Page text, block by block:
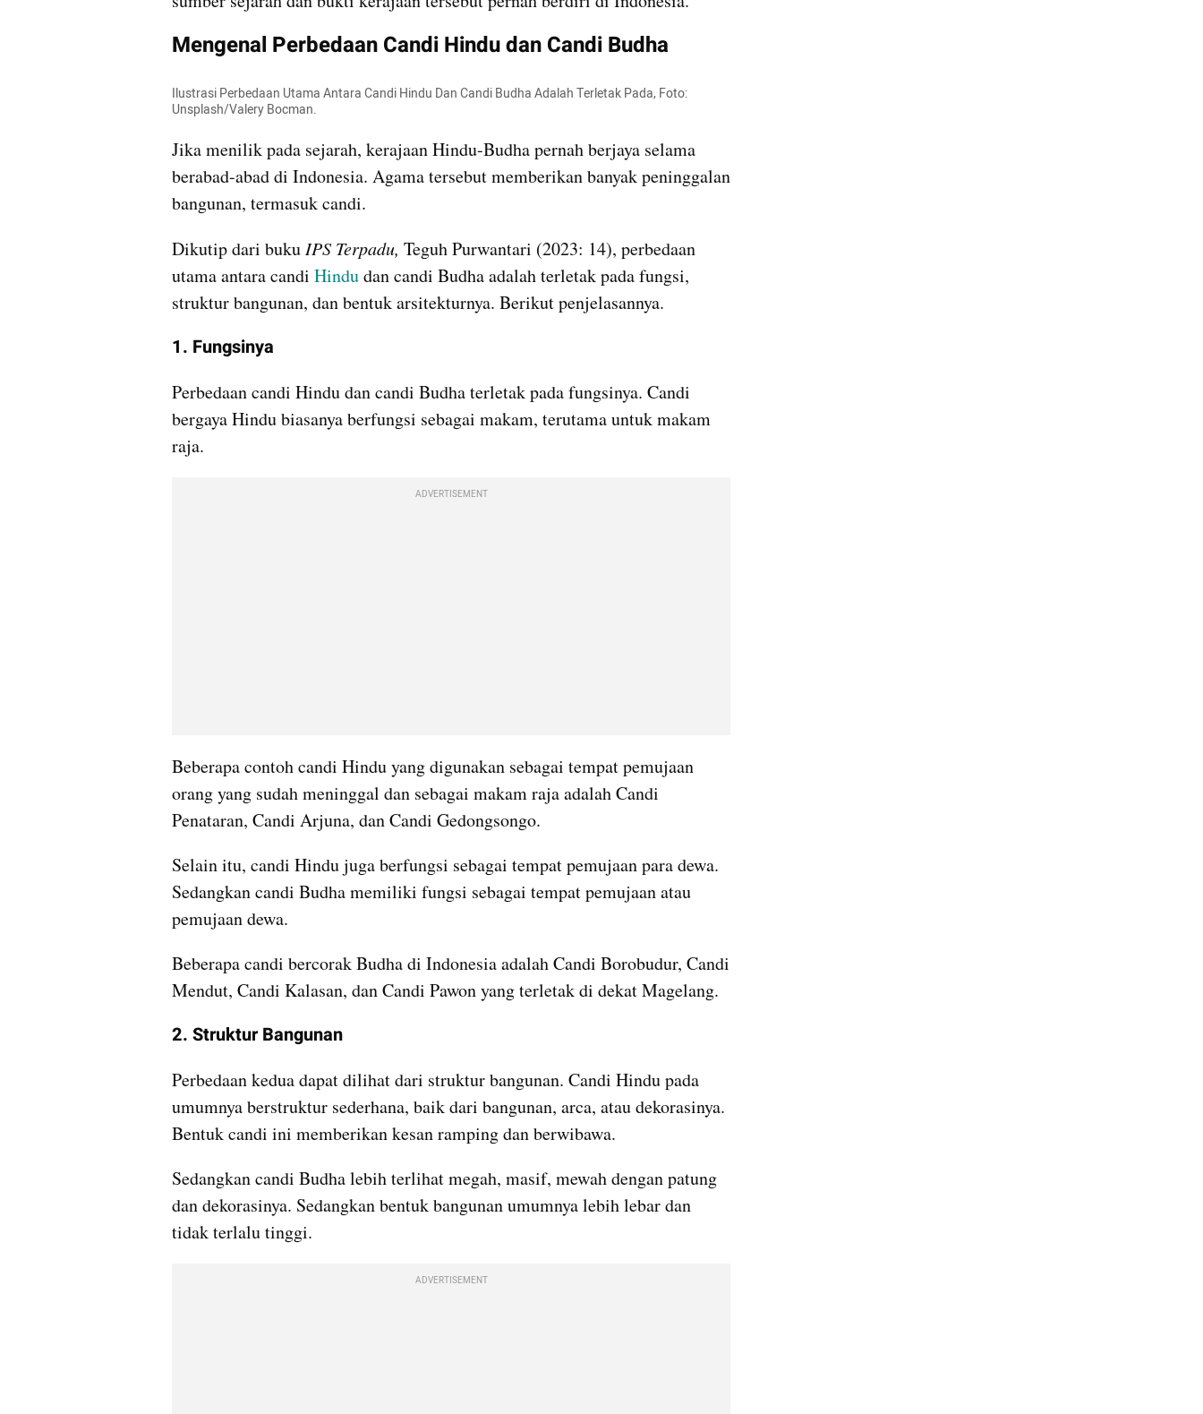
Mengenal Perbedaan Candi Hindu dan Candi Budha
Ilustrasi Perbedaan Utama Antara Candi Hindu Dan Candi Budha Adalah Terletak Pada, Foto:
Unsplash/Valery Bocman.
Jika menilik pada sejarah, kerajaan Hindu-Budha pernah berjaya selama
berabad-abad di Indonesia. Agama tersebut memberikan banyak peninggalan
bangunan, termasuk candi.
Dikutip dari buku IPS Terpadu, Teguh Purwantari (2023: 14), perbedaan
utama antara candi Hindu dan candi Budha adalah terletak pada fungsi,
struktur bangunan, dan bentuk arsitekturnya. Berikut penjelasannya.
1. Fungsinya
Perbedaan candi Hindu dan candi Budha terletak pada fungsinya. Candi
bergaya Hindu biasanya berfungsi sebagai makam, terutama untuk makam
raja.
ADVERTISEMENT
Beberapa contoh candi Hindu yang digunakan sebagai tempat pemujaan
orang yang sudah meninggal dan sebagai makam raja adalah Candi
Penataran, Candi Arjuna, dan Candi Gedongsongo.
Selain itu, candi Hindu juga berfungsi sebagai tempat pemujaan para dewa.
Sedangkan candi Budha memiliki fungsi sebagai tempat pemujaan atau
pemujaan dewa.
Beberapa candi bercorak Budha di Indonesia adalah Candi Borobudur, Candi
Mendut, Candi Kalasan, dan Candi Pawon yang terletak di dekat Magelang.
2. Struktur Bangunan
Perbedaan kedua dapat dilihat dari struktur bangunan. Candi Hindu pada
umumnya berstruktur sederhana, baik dari bangunan, arca, atau dekorasinya.
Bentuk candi ini memberikan kesan ramping dan berwibawa.
Sedangkan candi Budha lebih terlihat megah, masif, mewah dengan patung
dan dekorasinya. Sedangkan bentuk bangunan umumnya lebih lebar dan
tidak terlalu tinggi.
ADVERTISEMENT